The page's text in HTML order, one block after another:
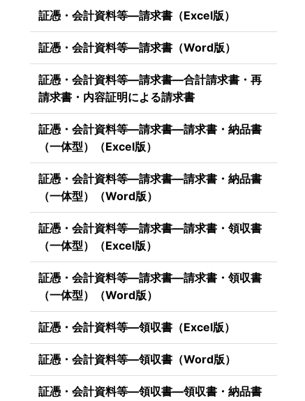
証憑・会計資料等―請求書（Excel版）
証憑・会計資料等―請求書（Word版）
証憑・会計資料等―請求書―合計請求書・再
請求書・内容証明による請求書
証憑・会計資料等―請求書―請求書・納品書
（一体型）（Excel版）
証憑・会計資料等―請求書―請求書・納品書
（一体型）（Word版）
証憑・会計資料等―請求書―請求書・領収書
（一体型）（Excel版）
証憑・会計資料等―請求書―請求書・領収書
（一体型）（Word版）
証憑・会計資料等―領収書（Excel版）
証憑・会計資料等―領収書（Word版）
証憑・会計資料等―領収書―領収書・納品書